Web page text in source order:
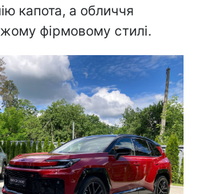
капота, а обличчя
фірмовому стилі.